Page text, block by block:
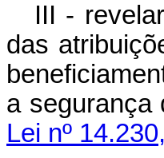
III -
das
a
Lei nº